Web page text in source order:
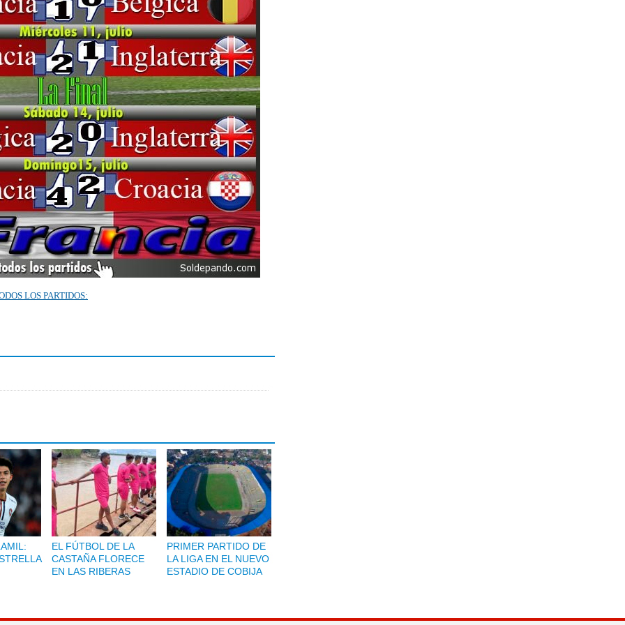
LOS PARTIDOS:
EL FÚTBOL DE LA
CASTAÑA FLORECE
EN LAS RIBERAS
PRIMER PARTIDO DE
LA LIGA EN EL NUEVO
ESTADIO DE COBIJA